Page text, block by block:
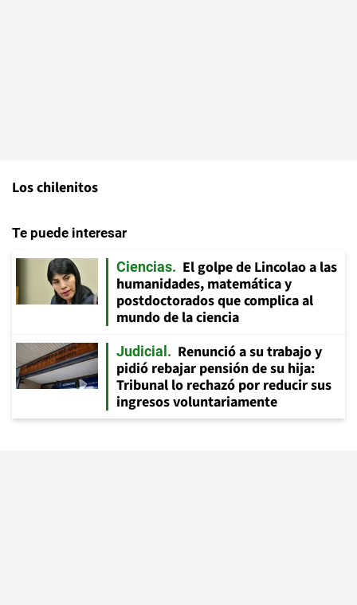
Los chilenitos
Te puede interesar
Ciencias
El golpe de Lincolao a las
humanidades, matemática y
postdoctorados que complica al
mundo de la ciencia
Judicial
Renunció a su trabajo y
pidió rebajar pensión de su hija:
Tribunal lo rechazó por reducir sus
ingresos voluntariamente